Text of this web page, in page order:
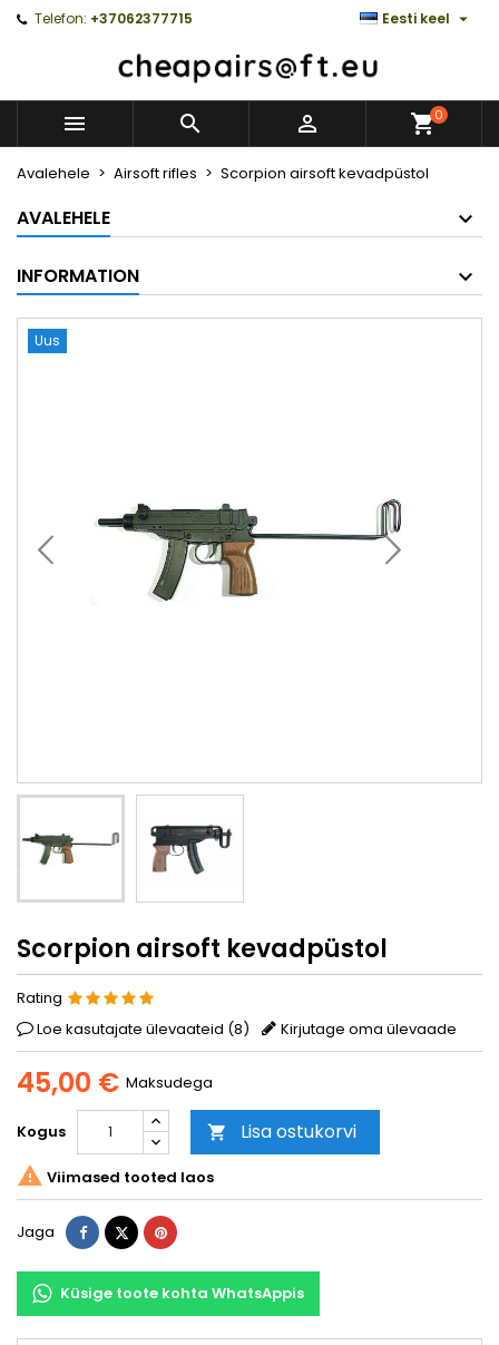
Telefon: +37062377715 Eesti keel 
   0
Avalehele Airsoft rifles Scorpion airsoft kevadpüstol
AVALEHELE
INFORMATION
Uus
Scorpion airsoft kevadpüstol
Rating
Loe kasutajate ülevaateid (8) Kirjutage oma ülevaade
45,00 € Maksudega
Kogus  Lisa ostukorvi
 Viimased tooted laos
Jaga Jaga TweetPinterest
Küsige toote kohta WhatsAppis